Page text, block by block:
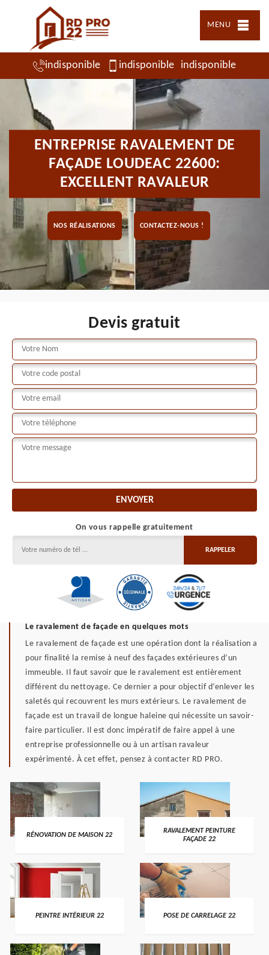
MENU
indisponible indisponible indisponible
ENTREPRISE RAVALEMENT DE
FAÇADE LOUDEAC 22600:
EXCELLENT RAVALEUR
NOS RÉALISATIONS CONTACTEZ-NOUS !
Devis gratuit
On vous rappelle gratuitement
Le ravalement de façade en quelques mots
Le ravalement de façade est une opération dont la réalisation a
pour finalité la remise à neuf des façades extérieures d’un
immeuble. Il faut savoir que le ravalement est entièrement
différent du nettoyage. Ce dernier a pour objectif d’enlever les
saletés qui recouvrent les murs extérieurs. Le ravalement de
façade est un travail de longue haleine qui nécessite un savoir-
faire particulier. Il est donc impératif de faire appel à une
entreprise professionnelle ou à un artisan ravaleur
expérimenté. À cet effet, pensez à contacter RD PRO.
RÉNOVATION DE MAISON 22
RAVALEMENT PEINTURE
FAÇADE 22
PEINTRE INTÉRIEUR 22 POSE DE CARRELAGE 22